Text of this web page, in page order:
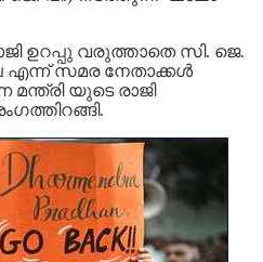
ഉറപ്പു വരുത്താതെ സി. ജെ.
എന്ന് സമര നേതാക്കൾ
യുടെ രാജി